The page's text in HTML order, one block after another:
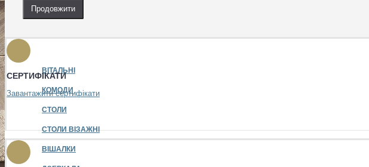
ВІТАЛЬНІ
КОМОДИ
СТОЛИ
СТОЛИ ВІЗАЖНІ
ВІШАЛКИ
Продовжити
СЕРТИФІКАТИ
Завантажити сертифікати